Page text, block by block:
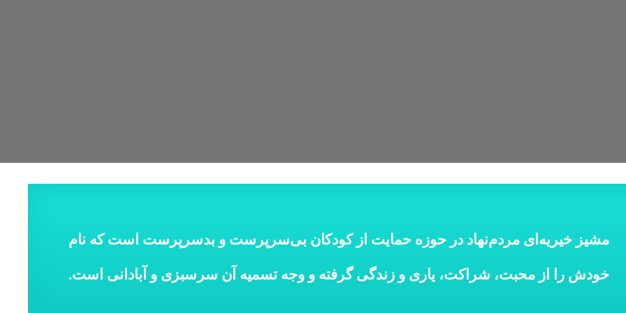
مشیز خیریه‌ای‌ مردم‌نهاد در حوزه‌ حمایت‌ از کودکان‌ بی‌سرپرست ‌و‌ بدسرپرست‌ است که‌ نام‌
خودش‌ را از محبت، شراکت، یاری و زندگی‌ گرفته‌ و وجه ‌تسمیه ‌آن‌ سرسبزی‌ و آبادانی است.